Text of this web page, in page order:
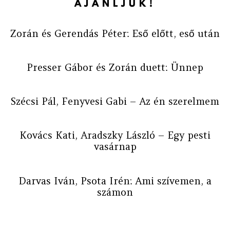
AJÁNLJUK!
Zorán és Gerendás Péter: Eső előtt, eső után
Presser Gábor és Zorán duett: Ünnep
Szécsi Pál, Fenyvesi Gabi – Az én szerelmem
Kovács Kati, Aradszky László – Egy pesti
vasárnap
Darvas Iván, Psota Irén: Ami szívemen, a
számon